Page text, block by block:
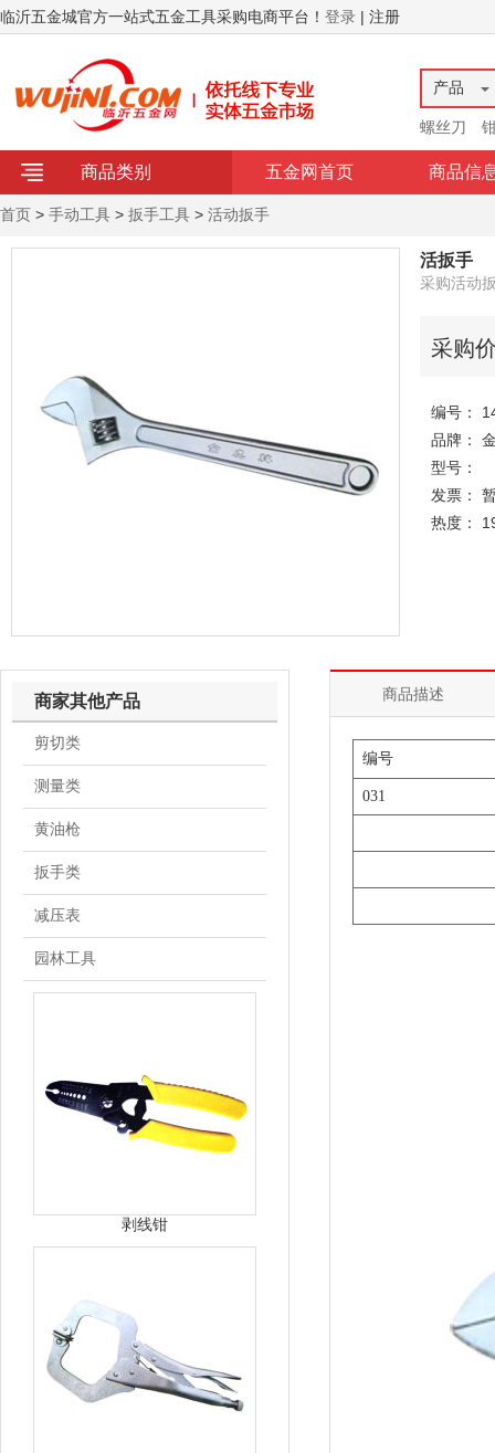
临沂五金城官方一站式五金工具采购电商平台！ 登录 | 注册
产品
螺丝刀
商品类别 五金网首页 商品信
首页 > 手动工具 > 扳手工具 > 活动扳手
活扳手
采购活动
采购
编号：
品牌：
型号：
发票：
热度：
商品描述
编号
031
商家其他产品
剪切类
测量类
黄油枪
扳手类
减压表
园林工具
剥线钳